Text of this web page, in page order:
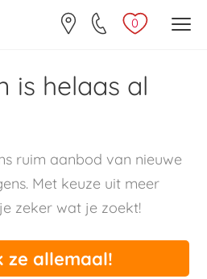
0
is helaas al
ruim aanbod van nieuwe
Met keuze uit meer
zeker wat je zoekt!
ze allemaal!